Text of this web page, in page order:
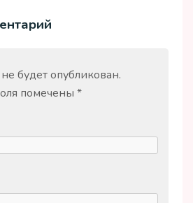
будет опубликован.
помечены *